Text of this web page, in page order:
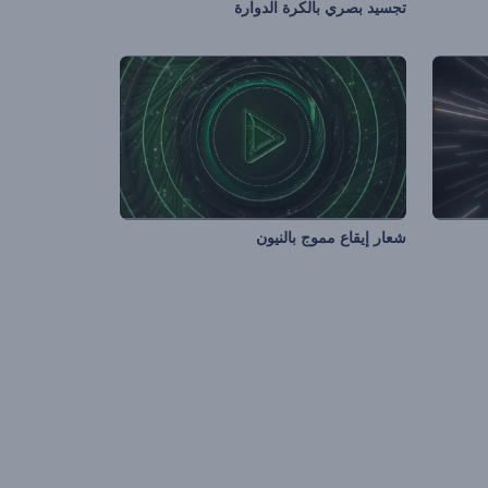
تجسيد بصري بالكرة الدوارة
شعار إيقاع مموج بالنيون